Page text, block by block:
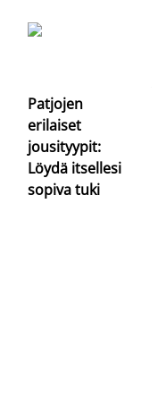
Patjojen
erilaiset
jousityypit:
Löydä itsellesi
sopiva tuki